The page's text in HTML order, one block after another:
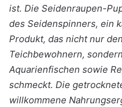
ist. Die Seidenraupen-
des Seidenspinners, ein
Produkt, das nicht nur
Teichbewohnern,
Aquarienfischen sowie
schmeckt. Die
willkommene